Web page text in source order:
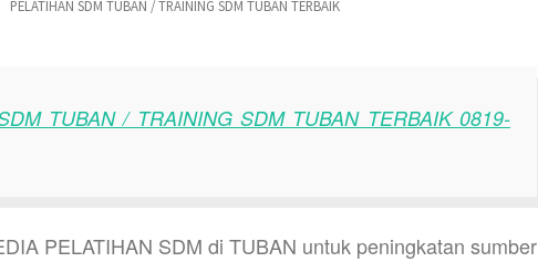
PELATIHAN SDM TUBAN / TRAINING SDM TUBAN TERBAIK
TUBAN / TRAINING SDM TUBAN TERBAIK 0819-
PELATIHAN SDM di TUBAN untuk peningkatan sumber